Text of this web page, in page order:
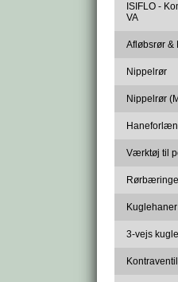
ISIFLO -
VA
Afløbsrør &
Nippelrør
Nippelrør
Værktøj til
Kuglehaner
3-vejs